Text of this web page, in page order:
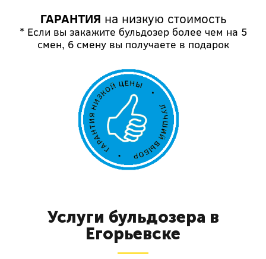
ГАРАНТИЯ на низкую стоимость
* Если вы закажите бульдозер более чем на 5
смен, 6 смену вы получаете в подарок
Услуги бульдозера в
Егорьевске